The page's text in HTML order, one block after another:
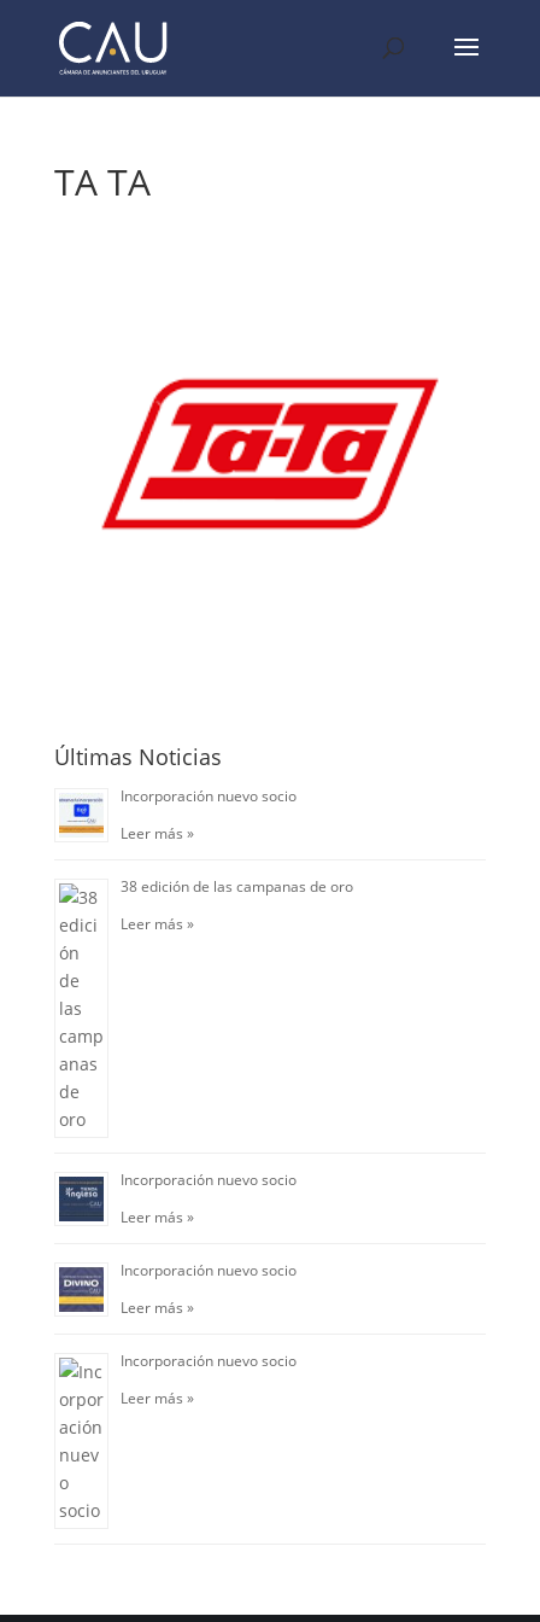
TA TA
Últimas Noticias
Incorporación nuevo socio
Leer más »
38 edición de las campanas de oro
Leer más »
Incorporación nuevo socio
Leer más »
Incorporación nuevo socio
Leer más »
Incorporación nuevo socio
Leer más »